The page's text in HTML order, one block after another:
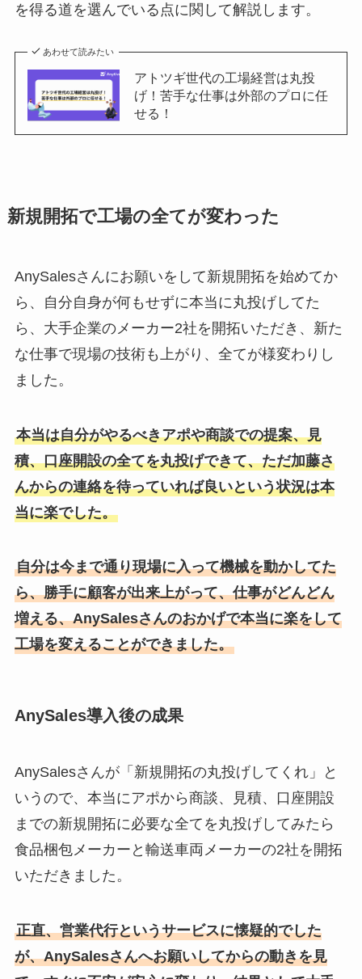
を得る道を選んでいる点に関して解説します。
あわせて読みたい
アトツギ世代の工場経営は丸投
げ！苦手な仕事は外部のプロに任
せる！
新規開拓で工場の全てが変わった
AnySalesさんにお願いをして新規開拓を始めてか
ら、自分自身が何もせずに本当に丸投げしてた
ら、大手企業のメーカー2社を開拓いただき、新た
な仕事で現場の技術も上がり、全てが様変わりし
ました。
本当は自分がやるべきアポや商談での提案、見
積、口座開設の全てを丸投げできて、ただ加藤さ
んからの連絡を待っていれば良いという状況は本
当に楽でした。
自分は今まで通り現場に入って機械を動かしてた
ら、勝手に顧客が出来上がって、仕事がどんどん
増える、AnySalesさんのおかげで本当に楽をして
工場を変えることができました。
AnySales導入後の成果
AnySalesさんが「新規開拓の丸投げしてくれ」と
いうので、本当にアポから商談、見積、口座開設
までの新規開拓に必要な全てを丸投げしてみたら
食品梱包メーカーと輸送車両メーカーの2社を開拓
いただきました。
正直、営業代行というサービスに懐疑的でした
が、AnySalesさんへお願いしてからの動きを見